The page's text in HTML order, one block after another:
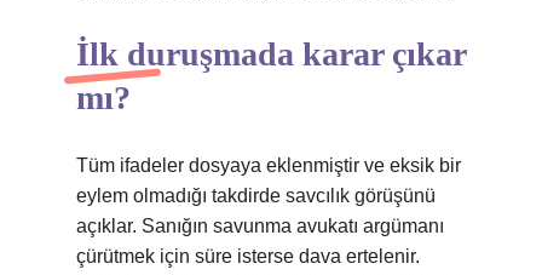
İlk duruşmada karar çıkar
mı?
Tüm ifadeler dosyaya eklenmiştir ve eksik bir
eylem olmadığı takdirde savcılık görüşünü
açıklar. Sanığın savunma avukatı argümanı
çürütmek için süre isterse dava ertelenir.